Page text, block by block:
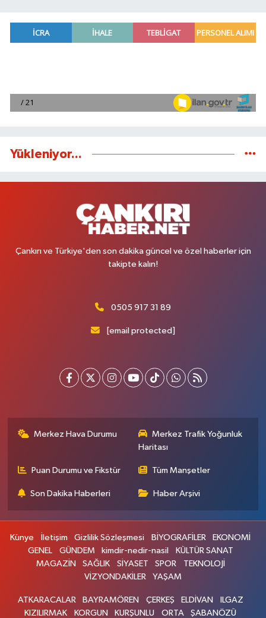
Yükleniyor...
Çankırı ve Türkiye'den son dakika güncel ve özel haberler için
takipte kalın!
0505 917 31 89
[email protected]
Merkez Hava Durumu
Merkez Trafik Yoğunluk
Haritası
Puan Durumu ve Fikstür Tüm Manşetler
Son Dakika Haberleri Haber Arşivi
Künye İletişim Gizlilik Sözleşmesi BİYOGRAFİLER
EKONOMİ
GENEL
GÜNDEM kimdir-nedir-nasil
KÜLTÜR SANAT
MAGAZİN
SAĞLIK SİYASET SPOR
TEKNOLOJİ
VİZYONDAKİLER
YAŞAM
ATKARACALAR BAYRAMÖREN ÇERKEŞ ELDİVAN
ILGAZ
KIZILIRMAK
KORGUN KURŞUNLU ORTA ŞABANÖZÜ